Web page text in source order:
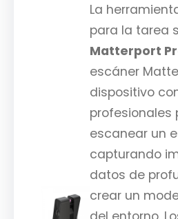
La
para la tarea
Matterport
escáner
dispositivo
profesionales
escanear un
capturando
datos de
crear un